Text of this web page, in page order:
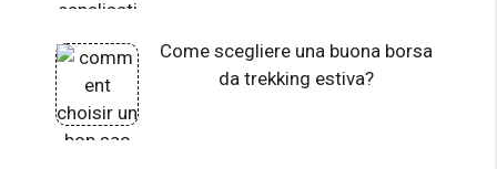
Come scegliere una buona borsa
da trekking estiva?